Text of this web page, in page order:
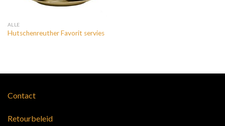
ALLE
Hutschenreuther Favorit servies
Contact
Retourbeleid